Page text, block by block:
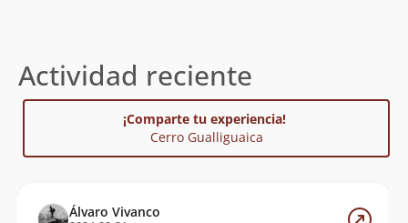
Actividad reciente
¡Comparte tu experiencia!
Cerro Gualliguaica
Álvaro Vivanco